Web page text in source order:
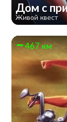
Дом с
Живой квест
467 км